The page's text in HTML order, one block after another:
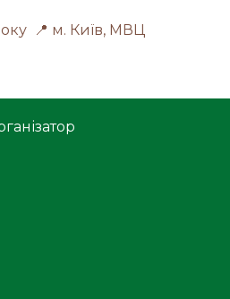
📍 м. Київ, МВЦ